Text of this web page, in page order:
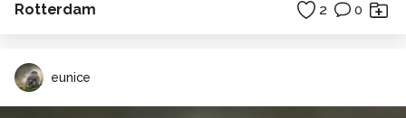
Rotterdam 2 0
eunice